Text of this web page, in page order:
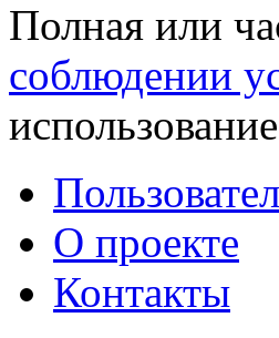
Полная или
соблюдении
О проекте
Контакты